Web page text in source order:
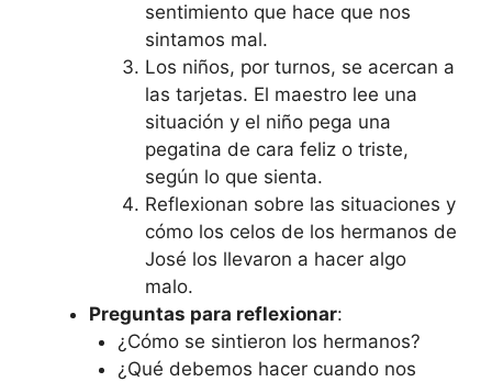
sentimiento que hace que nos
sintamos mal.
Los niños, por turnos, se acercan a
las tarjetas. El maestro lee una
situación y el niño pega una
pegatina de cara feliz o triste,
según lo que sienta.
Reflexionan sobre las situaciones y
cómo los celos de los hermanos de
José los llevaron a hacer algo
malo.
Preguntas para reflexionar:
¿Cómo se sintieron los hermanos?
¿Qué debemos hacer cuando nos